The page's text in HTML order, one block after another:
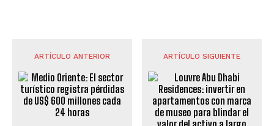
ARTÍCULO ANTERIOR ARTÍCULO SIGUIENTE